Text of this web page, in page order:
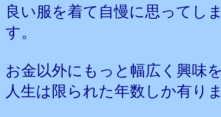
良い服を着て自慢に思ってし
す。
お金以外にもっと幅広く興味
人生は限られた年数しか有り